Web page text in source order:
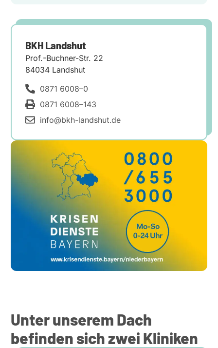
BKH Landshut
Prof.-Buchner-Str. 22
84034 Landshut
0871 6008–0
0871 6008–143
info@bkh-landshut.de
Unter unserem Dach
befinden sich zwei Kliniken